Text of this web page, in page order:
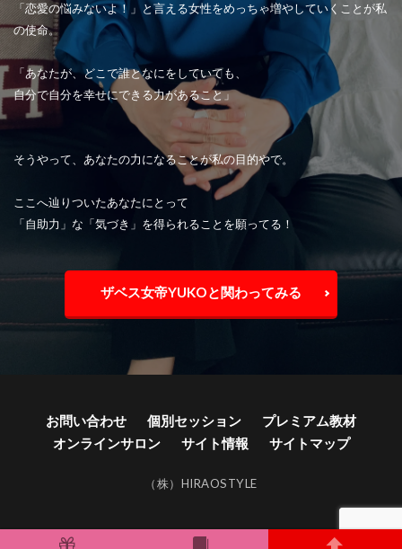
「恋愛の悩みないよ！」と言える女性をめっちゃ増やしていくことが私
の使命。
「あなたが、どこで誰となにをしていても、
自分で自分を幸せにできる力があること」
そうやって、あなたの力になることが私の目的やで。
ここへ辿りついたあなたにとって
「自助力」な「気づき」を得られることを願ってる！
ザベス女帝YUKOと関わってみる
お問い合わせ 個別セッション
プレミアム教材
オンラインサロン
サイト情報 サイトマップ
（株）HIRAOSTYLE